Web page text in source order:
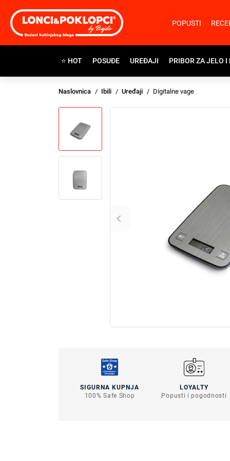
POPUSTI
⭐ HOT POSUĐE UREĐAJI PRIBOR ZA JELO I
Naslovnica Ibili Uređaji Digitalne vage
SIGURNA KUPNJA
100% Safe Shop
LOYALTY
Popusti i pogodnosti